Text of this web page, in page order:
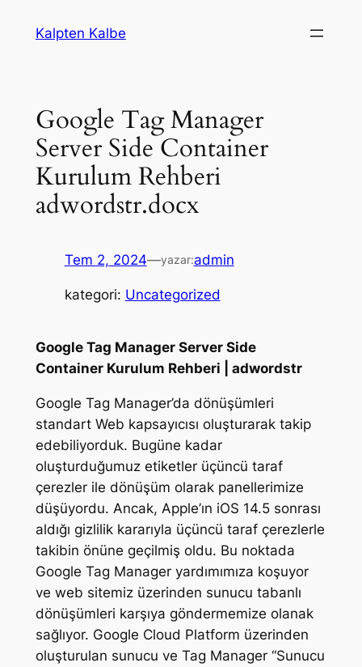
Kalpten Kalbe
Google Tag Manager
Server Side Container
Kurulum Rehberi
adwordstr.docx
Tem 2, 2024—yazar:admin
kategori: Uncategorized
Google Tag Manager Server Side
Container Kurulum Rehberi | adwordstr
Google Tag Manager’da dönüşümleri
standart Web kapsayıcısı oluşturarak takip
edebiliyorduk. Bugüne kadar
oluşturduğumuz etiketler üçüncü taraf
çerezler ile dönüşüm olarak panellerimize
düşüyordu. Ancak, Apple’ın iOS 14.5 sonrası
aldığı gizlilik kararıyla üçüncü taraf çerezlerle
takibin önüne geçilmiş oldu. Bu noktada
Google Tag Manager yardımımıza koşuyor
ve web sitemiz üzerinden sunucu tabanlı
dönüşümleri karşıya göndermemize olanak
sağlıyor. Google Cloud Platform üzerinden
oluşturulan sunucu ve Tag Manager “Sunucu